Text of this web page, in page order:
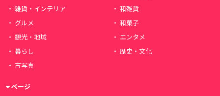
雑貨・インテリア
和雑貨
グルメ
和菓子
観光・地域
エンタメ
暮らし
歴史・文化
古写真
ページ